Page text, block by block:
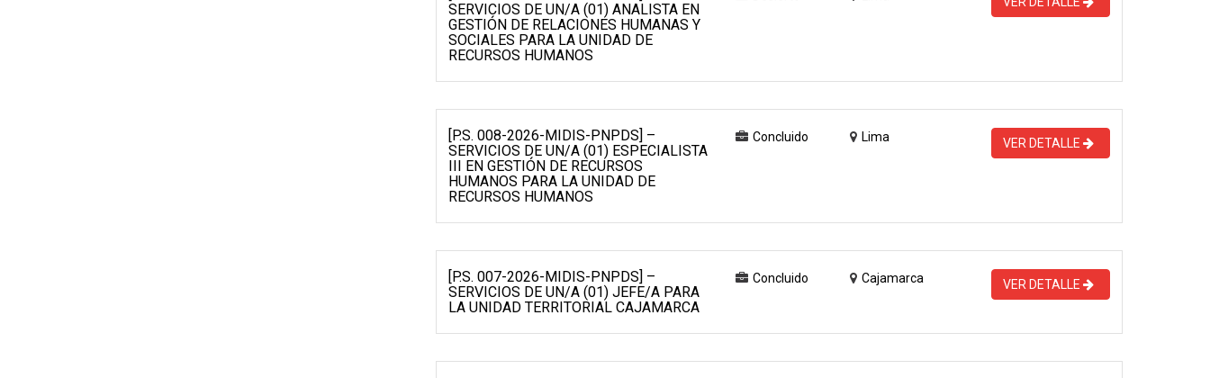
SERVICIOS DE UN/A (01) ANALISTA EN
GESTIÓN DE RELACIONES HUMANAS Y
SOCIALES PARA LA UNIDAD DE
RECURSOS HUMANOS
[P.S. 008-2026-MIDIS-PNPDS] –
SERVICIOS DE UN/A (01) ESPECIALISTA
III EN GESTIÓN DE RECURSOS
HUMANOS PARA LA UNIDAD DE
RECURSOS HUMANOS
Concluido Lima VER DETALLE
[P.S. 007-2026-MIDIS-PNPDS] –
SERVICIOS DE UN/A (01) JEFE/A PARA
LA UNIDAD TERRITORIAL CAJAMARCA
Concluido Cajamarca VER DETALLE